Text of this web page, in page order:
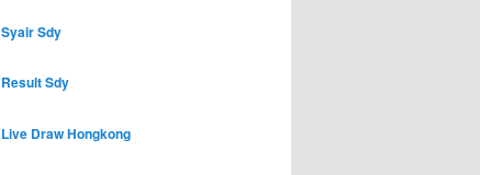
Syair Sdy
Result Sdy
Live Draw Hongkong